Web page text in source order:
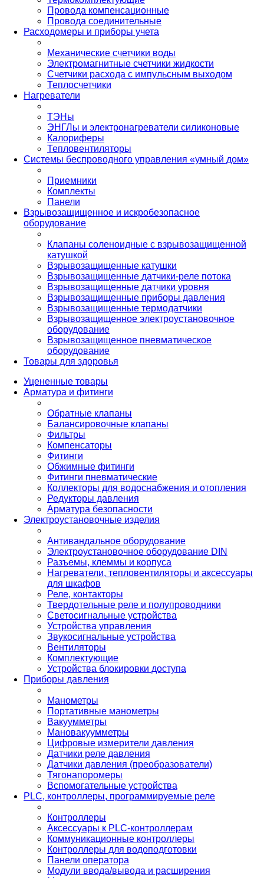
Провода компенсационные
Провода соединительные
Расходомеры и приборы учета
Механические счетчики воды
Электромагнитные счетчики жидкости
Счетчики расхода с импульсным выходом
Теплосчетчики
Нагреватели
ТЭНы
ЭНГЛы и электронагреватели силиконовые
Калориферы
Тепловентиляторы
Системы беспроводного управления «умный дом»
Приемники
Комплекты
Панели
Взрывозащищенное и искробезопасное
оборудование
Клапаны соленоидные с взрывозащищенной
катушкой
Взрывозащищенные катушки
Взрывозащищенные датчики-реле потока
Взрывозащищенные датчики уровня
Взрывозащищенные приборы давления
Взрывозащищенные термодатчики
Взрывозащищенное электроустановочное
оборудование
Взрывозащищенное пневматическое
оборудование
Товары для здоровья
Уцененные товары
Арматура и фитинги
Обратные клапаны
Балансировочные клапаны
Фильтры
Компенсаторы
Фитинги
Обжимные фитинги
Фитинги пневматические
Коллекторы для водоснабжения и отопления
Редукторы давления
Арматура безопасности
Электроустановочные изделия
Антивандальное оборудование
Электроустановочное оборудование DIN
Разъемы, клеммы и корпуса
Нагреватели, тепловентиляторы и аксессуары
для шкафов
Реле, контакторы
Твердотельные реле и полупроводники
Светосигнальные устройства
Устройства управления
Звукосигнальные устройства
Вентиляторы
Комплектующие
Устройства блокировки доступа
Приборы давления
Манометры
Портативные манометры
Вакуумметры
Мановакуумметры
Цифровые измерители давления
Датчики реле давления
Датчики давления (преобразователи)
Тягонапоромеры
Вспомогательные устройства
PLС, контроллеры, программируемые реле
Контроллеры
Аксессуары к PLC-контроллерам
Коммуникационные контроллеры
Контроллеры для водоподготовки
Панели оператора
Модули ввода/вывода и расширения